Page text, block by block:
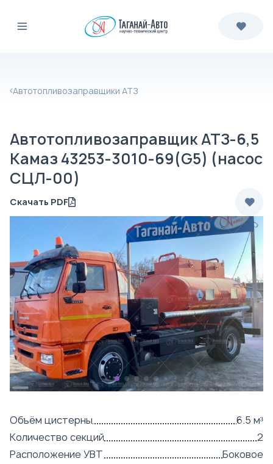
Автотопливозаправщики АТЗ
Автотопливозаправщик АТЗ-6,5
Камаз 43253-3010-69(G5) (насос
СЦЛ-00)
Скачать PDF
Объём цистерны
6.5 м³
Количество секций
2
Расположение УВТ
Боковое